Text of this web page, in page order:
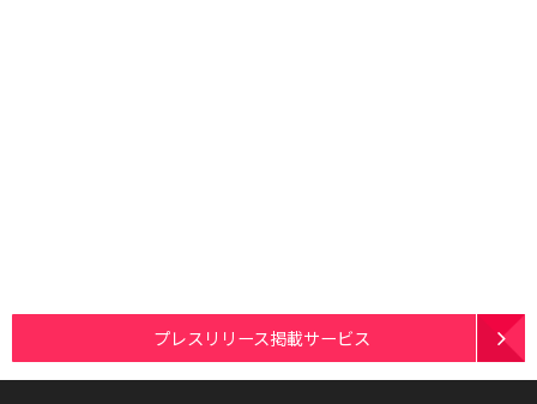
プレスリリース掲載サービス